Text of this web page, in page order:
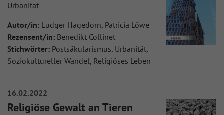
Urbanität
Autor/in: Ludger Hagedorn, Patricia Löwe
Rezensent/in: Benedikt Collinet
Stichwörter: Postsäkularismus, Urbanität,
Soziokultureller Wandel, Religiöses Leben
16.02.2022
Religiöse Gewalt an Tieren